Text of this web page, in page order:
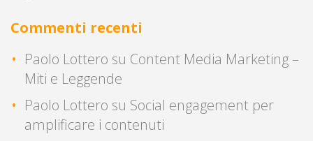
Commenti recenti
Paolo Lottero su Content Media Marketing –
Miti e Leggende
Paolo Lottero su Social engagement per
amplificare i contenuti